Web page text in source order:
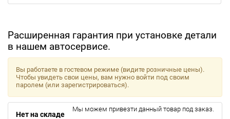
Расширенная гарантия при установке детали
в нашем автосервисе.
Вы работаете в гостевом режиме (видите розничные цены).
Чтобы увидеть свои цены, вам нужно войти под своим
паролем (или зарегистрироваться).
Нет на складе
Мы можем привезти данный товар под заказ.